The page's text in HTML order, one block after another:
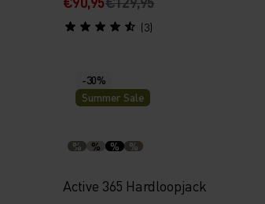
(3)
-30%
Summer Sale
% % % %
Active 365 Hardloopjack